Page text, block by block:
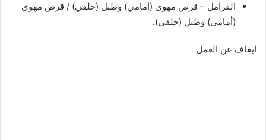
الفرامل – قرص مهوى (أمامي) وطبل (خلفي) / قرص مهوى
(أمامي) وطبل (خلفي).
ايقاف عن العمل